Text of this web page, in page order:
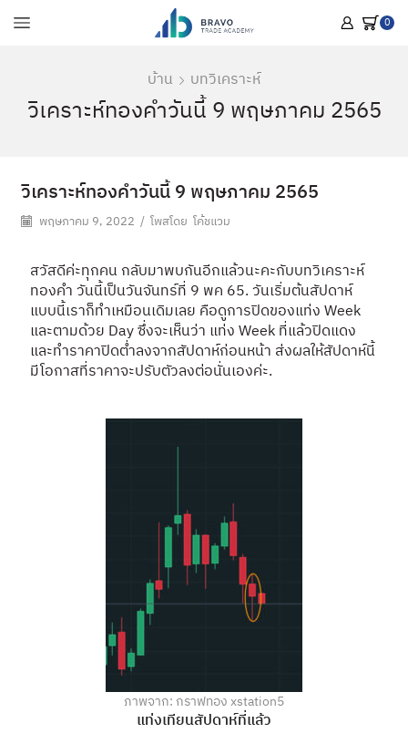
0
บ้าน บทวิเคราะห์
วิเคราะห์ทองคำวันนี้ 9 พฤษภาคม 2565
วิเคราะห์ทองคำวันนี้ 9 พฤษภาคม 2565
พฤษภาคม 9, 2022 / โพสโดย โค้ชแวม
สวัสดีค่ะทุกคน กลับมาพบกันอีกแล้วนะคะกับบทวิเคราะห์
ทองคำ วันนี้เป็นวันจันทร์ที่ 9 พค 65. วันเริ่มต้นสัปดาห์
แบบนี้เราก็ทำเหมือนเดิมเลย คือดูการปิดของแท่ง Week
และตามด้วย Day ซึ่งจะเห็นว่า แท่ง Week ที่แล้วปิดแดง
และทำราคาปิดต่ำลงจากสัปดาห์ก่อนหน้า ส่งผลให้สัปดาห์นี้
มีโอกาสที่ราคาจะปรับตัวลงต่อนั่นเองค่ะ.
ภาพจาก: กราฟทอง xstation5
แท่งเทียนสัปดาห์ที่แล้ว